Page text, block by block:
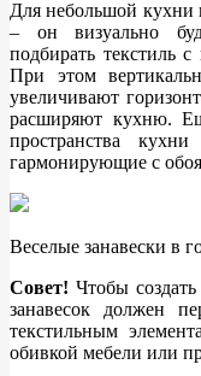
Для небольшой кухни
– он визуально
подбирать текстиль
При этом
увеличивают
расширяют кухню.
пространства
гармонирующие с
Веселые занавески в
Совет! Чтобы
занавесок должен
текстильным
обивкой мебели или